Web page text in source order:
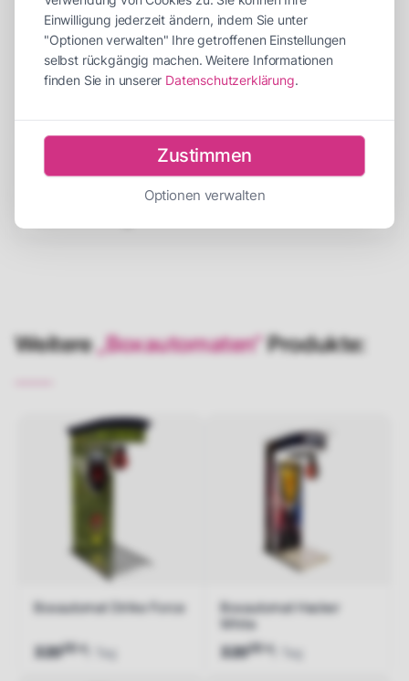
Abbauzeit 30 Minuten
Personen für Auf-/Abbau 2 Personen
Empfohlene Betreuer 1 Betreuer
Weitere„Boxautomaten“Produkte:
Boxautomat Strike Force
32000 / Tag
Boxautomat Hacker
White
32000 / Tag
Einwilligung jederzeit ändern, indem Sie unter
"Optionen verwalten" Ihre getroffenen Einstellungen
selbst rückgängig machen. Weitere Informationen
finden Sie in unserer Datenschutzerklärung.
Optionen verwalten
Zustimmen